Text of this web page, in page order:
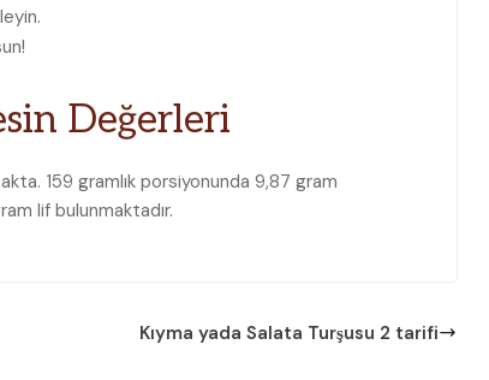
Değerleri
159 gramlık porsiyonunda 9,87 gram
lif bulunmaktadır.
Kıyma yada Salata Turşusu 2 tarifi